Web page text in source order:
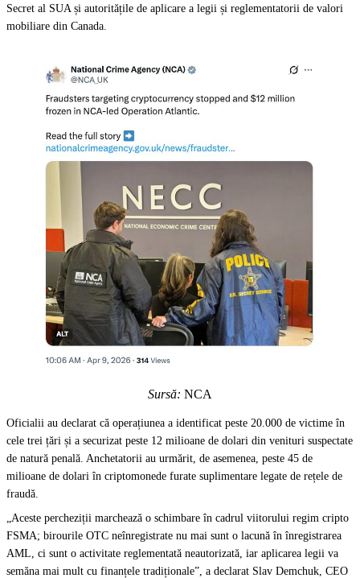
Secret al SUA și autoritățile de aplicare a legii și reglementatorii de valori
mobiliare din Canada.
Sursă: NCA
Oficialii au declarat că operațiunea a identificat peste 20.000 de victime în
cele trei țări și a securizat peste 12 milioane de dolari din venituri suspectate
de natură penală. Anchetatorii au urmărit, de asemenea, peste 45 de
milioane de dolari în criptomonede furate suplimentare legate de rețele de
fraudă.
„Aceste percheziții marchează o schimbare în cadrul viitorului regim cripto
FSMA; birourile OTC neînregistrate nu mai sunt o lacună în înregistrarea
AML, ci sunt o activitate reglementată neautorizată, iar aplicarea legii va
semăna mai mult cu finanțele tradiționale”, a declarat Slav Demchuk, CEO